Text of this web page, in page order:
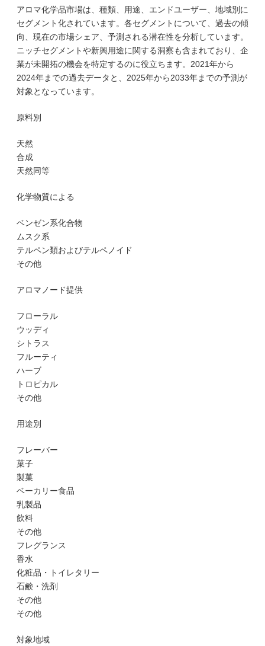
アロマ化学品市場は、種類、用途、エンドユーザー、地域別に
セグメント化されています。各セグメントについて、過去の傾
向、現在の市場シェア、予測される潜在性を分析しています。
ニッチセグメントや新興用途に関する洞察も含まれており、企
業が未開拓の機会を特定するのに役立ちます。2021年から
2024年までの過去データと、2025年から2033年までの予測が
対象となっています。
原料別
天然
合成
天然同等
化学物質による
ベンゼン系化合物
ムスク系
テルペン類およびテルペノイド
その他
アロマノード提供
フローラル
ウッディ
シトラス
フルーティ
ハーブ
トロピカル
その他
用途別
フレーバー
菓子
製菓
ベーカリー食品
乳製品
飲料
その他
フレグランス
香水
化粧品・トイレタリー
石鹸・洗剤
その他
その他
対象地域